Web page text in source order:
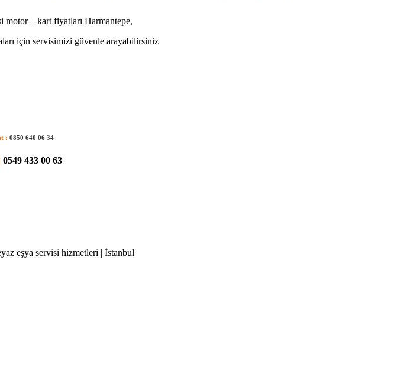
motor – kart fiyatları Harmantepe,
için servisimizi güvenle arayabilirsiniz
: 0850 640 06 34
0549 433 00 63
eşya servisi hizmetleri | İstanbul